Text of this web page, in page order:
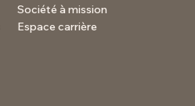
Société à mission
Espace carrière